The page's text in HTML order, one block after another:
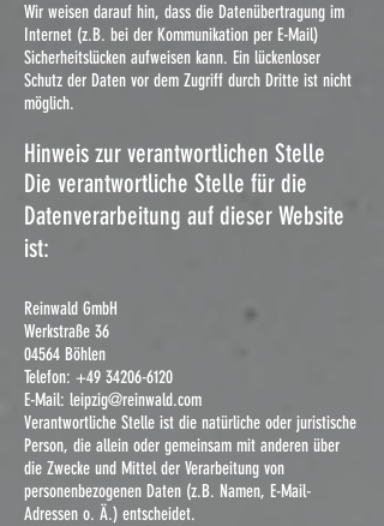
Wir weisen darauf hin, dass die Datenübertragung im
Internet (z.B. bei der Kommunikation per E-Mail)
Sicherheitslücken aufweisen kann. Ein lückenloser
Schutz der Daten vor dem Zugriff durch Dritte ist nicht
möglich.
Hinweis zur verantwortlichen Stelle
Die verantwortliche Stelle für die
Datenverarbeitung auf dieser Website
ist:
Reinwald GmbH
Werkstraße 36
04564 Böhlen
Telefon: +49 34206-6120
E-Mail: leipzig@reinwald.com
Verantwortliche Stelle ist die natürliche oder juristische
Person, die allein oder gemeinsam mit anderen über
die Zwecke und Mittel der Verarbeitung von
personenbezogenen Daten (z.B. Namen, E-Mail-
Adressen o. Ä.) entscheidet.